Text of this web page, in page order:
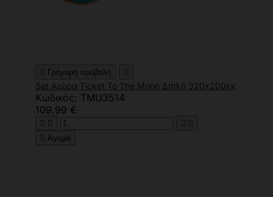
 Γρήγορη προβολή 
Set Αιώρα Ticket To The Moon Διπλή 320x200εκ
Κωδικός: TMU3514
109,99 €
   
 Αγορά